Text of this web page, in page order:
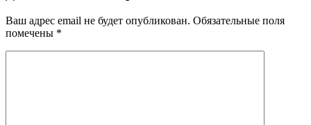
Ваш адрес email не будет опубликован. Обязательные поля
помечены *